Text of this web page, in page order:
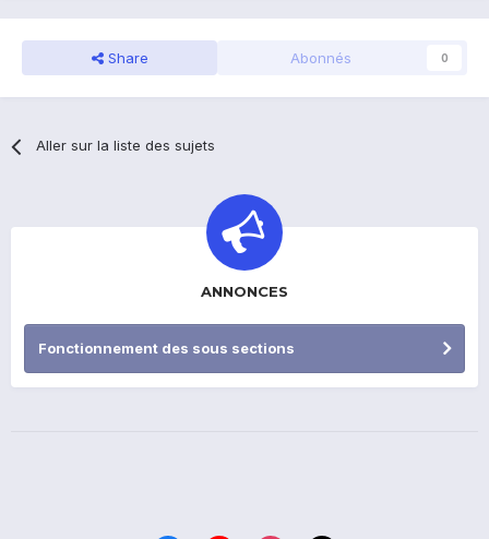
Share Abonnés 0
Aller sur la liste des sujets
ANNONCES
Fonctionnement des sous sections